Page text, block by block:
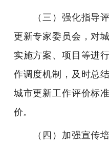
（三）强化指导评
更新专家委员会，对
实施方案、项目等进
作调度机制，及时总
城市更新工作评价标
价。
（四）加强宣传培